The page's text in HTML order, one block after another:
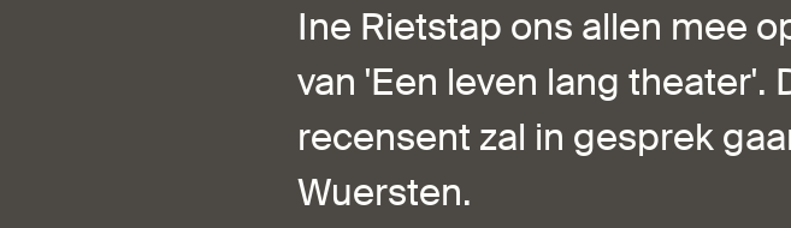
Ine Rietstap ons allen mee
van 'Een leven lang theater'.
recensent zal in gesprek
Wuersten.